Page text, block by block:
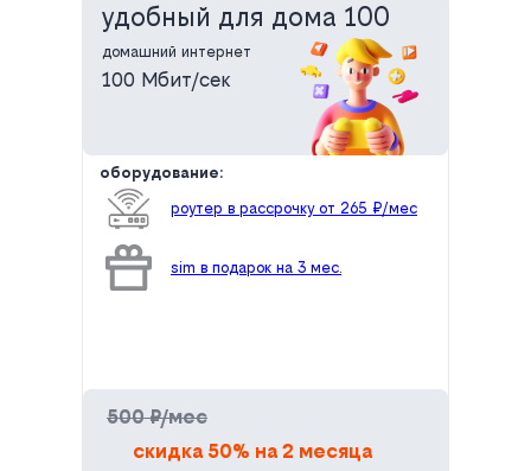
удобный для дома 100
домашний интернет
100 Мбит/сек
500 ₽/мес
скидка 50% на 2 месяца
роутер в рассрочку от 265 ₽/мес
sim в подарок на 3 мес.
оборудование: